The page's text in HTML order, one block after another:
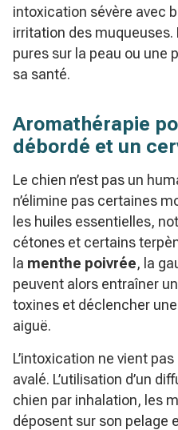
intoxication sévère avec
irritation des
pures sur la peau ou une
sa santé.
Aromathérapie
débordé et un
Le chien n’est pas un
n’élimine pas certaines
les huiles essentielles,
cétones et certains
la menthe poivrée, la
peuvent alors entraîner
toxines et déclencher
aiguë.
L’intoxication ne vient
avalé. L’utilisation d’un
chien par inhalation, les
déposent sur son pelage